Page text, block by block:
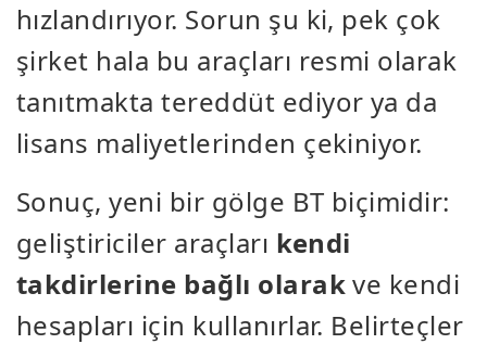
hızlandırıyor. Sorun şu ki, pek çok
şirket hala bu araçları resmi olarak
tanıtmakta tereddüt ediyor ya da
lisans maliyetlerinden çekiniyor.
Sonuç, yeni bir gölge BT biçimidir:
geliştiriciler araçları kendi
takdirlerine bağlı olarakve kendi
hesapları için kullanırlar. Belirteçler